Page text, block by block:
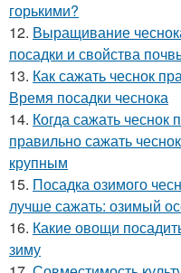
горькими?
12. Выращивание
посадки и свойства
13. Как сажать чеснок
Время посадки чеснока
14. Когда сажать чеснок
правильно сажать
крупным
15. Посадка озимого
лучше сажать: озимый
16. Какие овощи
зиму